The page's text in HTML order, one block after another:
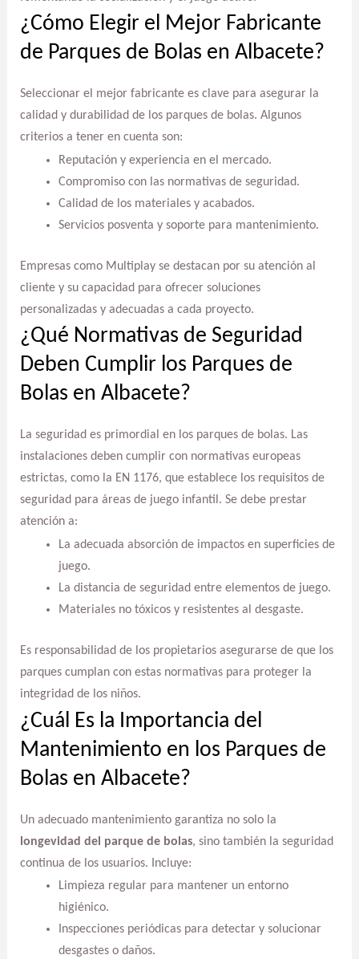
¿Cómo Elegir el Mejor Fabricante
de Parques de Bolas en Albacete?
Seleccionar el mejor fabricante es clave para asegurar la
calidad y durabilidad de los parques de bolas. Algunos
criterios a tener en cuenta son:
Reputación y experiencia en el mercado.
Compromiso con las normativas de seguridad.
Calidad de los materiales y acabados.
Servicios posventa y soporte para mantenimiento.
Empresas como Multiplay se destacan por su atención al
cliente y su capacidad para ofrecer soluciones
personalizadas y adecuadas a cada proyecto.
¿Qué Normativas de Seguridad
Deben Cumplir los Parques de
Bolas en Albacete?
La seguridad es primordial en los parques de bolas. Las
instalaciones deben cumplir con normativas europeas
estrictas, como la EN 1176, que establece los requisitos de
seguridad para áreas de juego infantil. Se debe prestar
atención a:
La adecuada absorción de impactos en superficies de
juego.
La distancia de seguridad entre elementos de juego.
Materiales no tóxicos y resistentes al desgaste.
Es responsabilidad de los propietarios asegurarse de que los
parques cumplan con estas normativas para proteger la
integridad de los niños.
¿Cuál Es la Importancia del
Mantenimiento en los Parques de
Bolas en Albacete?
Un adecuado mantenimiento garantiza no solo la
longevidad del parque de bolas, sino también la seguridad
continua de los usuarios. Incluye:
Limpieza regular para mantener un entorno
higiénico.
Inspecciones periódicas para detectar y solucionar
desgastes o daños.